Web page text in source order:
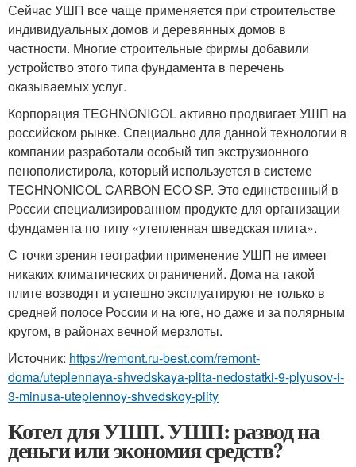
Сейчас УШП все чаще применяется при строительстве
индивидуальных домов и деревянных домов в
частности. Многие строительные фирмы добавили
устройство этого типа фундамента в перечень
оказываемых услуг.
Корпорация TECHNONICOL активно продвигает УШП на
российском рынке. Специально для данной технологии в
компании разработали особый тип экструзионного
пенополистирола, который используется в системе
TECHNONICOL CARBON ECO SP. Это единственный в
России специализированном продукте для организации
фундамента по типу «утепленная шведская плита».
С точки зрения географии применение УШП не имеет
никаких климатических ограничений. Дома на такой
плите возводят и успешно эксплуатируют не только в
средней полосе России и на юге, но даже и за полярным
кругом, в районах вечной мерзлоты.
Источник: https://remont.ru-best.com/remont-
doma/uteplennaya-shvedskaya-plita-nedostatki-9-plyusov-i-
3-minusa-uteplennoy-shvedskoy-plity
Котел для УШП. УШП: развод на
деньги или экономия средств?